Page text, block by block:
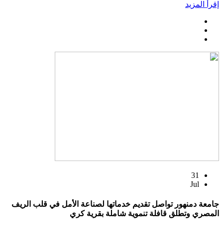
إقرأ المزيد
31
Jul
جامعة دمنهور تواصل تقديم خدماتها لصناعة الأمل في قلب الريف
المصري وتطلق قافلة تنموية شاملة بقرية كري